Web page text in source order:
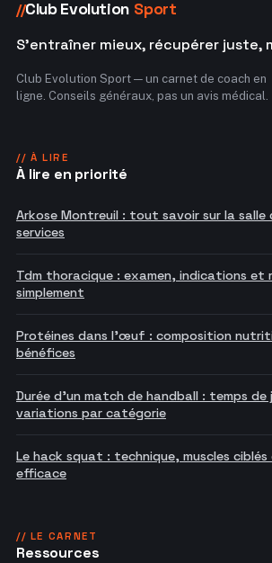
//Club Evolution Sport
S'entraîner mieux, récupérer juste,
Club Evolution Sport — un carnet de coach en
ligne. Conseils généraux, pas un avis médical.
// À LIRE
À lire en priorité
Arkose Montreuil : tout savoir sur la salle
services
Tdm thoracique : examen, indications et
simplement
Protéines dans l'œuf : composition
bénéfices
Durée d'un match de handball : temps
variations par catégorie
Le hack squat : technique, muscles
efficace
// LE CARNET
Ressources